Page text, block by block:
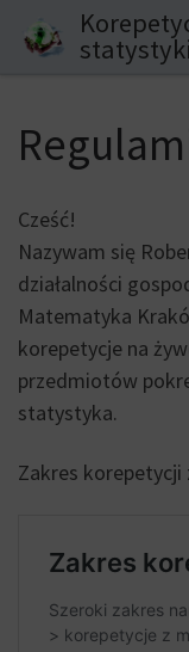
Przejdź do treści
Cześć!
Nazywam się
działalności
Matematyka
korepetycje na
przedmiotów
statystyka.
Zakres korepetycji